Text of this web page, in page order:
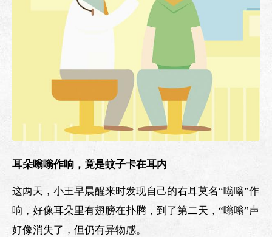
耳朵嗡嗡作响，竟是蚊子卡在耳内
这两天，小王早晨醒来时发现自己的右耳莫名“嗡嗡”作
响，好像耳朵里有翅膀在扑腾，到了第二天，“嗡嗡”声
好像消失了，但仍有异物感。